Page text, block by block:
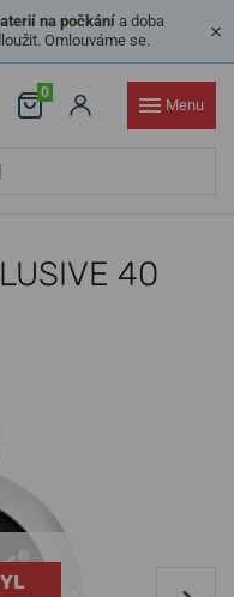
na počkánía doba
Omlouváme se.
0
Menu
40